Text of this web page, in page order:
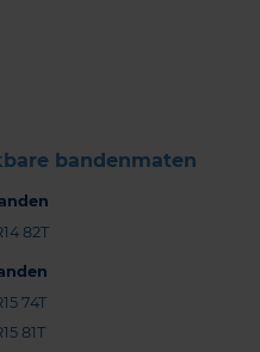
bandenmaten
82T
74T
81T